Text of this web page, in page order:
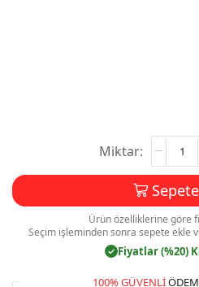
Baskı
adet
Ürün özelliklerine göre
Seçim işleminden sonra sepete ekle
✓ Fiyatlar (%20)
100% GÜVENLI